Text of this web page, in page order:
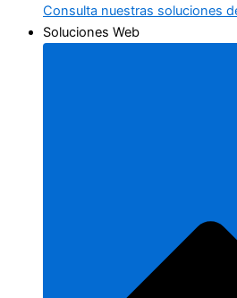
Consulta nuestras soluciones
Soluciones Web